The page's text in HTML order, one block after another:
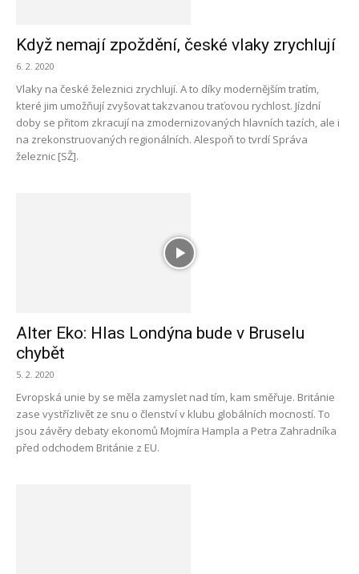
Když nemají zpoždění, české vlaky zrychlují
6. 2. 2020
Vlaky na české železnici zrychlují. A to díky modernějším tratím,
které jim umožňují zvyšovat takzvanou traťovou rychlost. Jízdní
doby se přitom zkracují na zmodernizovaných hlavních tazích, ale i
na zrekonstruovaných regionálních. Alespoň to tvrdí Správa
železnic [SŽ].
Alter Eko: Hlas Londýna bude v Bruselu
chybět
5. 2. 2020
Evropská unie by se měla zamyslet nad tím, kam směřuje. Británie
zase vystřízlivět ze snu o členství v klubu globálních mocností. To
jsou závěry debaty ekonomů Mojmíra Hampla a Petra Zahradníka
před odchodem Británie z EU.